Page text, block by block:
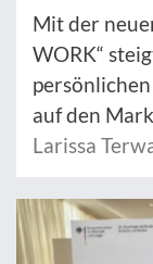
Mit der
WORK“
auf den
Larissa